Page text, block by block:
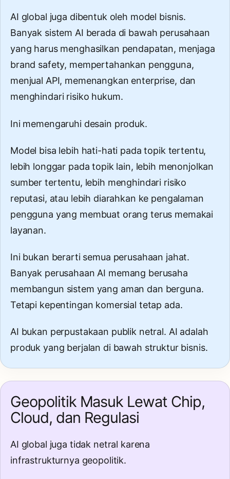
AI global juga dibentuk oleh model bisnis.
Banyak sistem AI berada di bawah perusahaan
yang harus menghasilkan pendapatan, menjaga
brand safety, mempertahankan pengguna,
menjual API, memenangkan enterprise, dan
menghindari risiko hukum.
Ini memengaruhi desain produk.
Model bisa lebih hati-hati pada topik tertentu,
lebih longgar pada topik lain, lebih menonjolkan
sumber tertentu, lebih menghindari risiko
reputasi, atau lebih diarahkan ke pengalaman
pengguna yang membuat orang terus memakai
layanan.
Ini bukan berarti semua perusahaan jahat.
Banyak perusahaan AI memang berusaha
membangun sistem yang aman dan berguna.
Tetapi kepentingan komersial tetap ada.
AI bukan perpustakaan publik netral. AI adalah
produk yang berjalan di bawah struktur bisnis.
Geopolitik Masuk Lewat Chip,
Cloud, dan Regulasi
AI global juga tidak netral karena
infrastrukturnya geopolitik.